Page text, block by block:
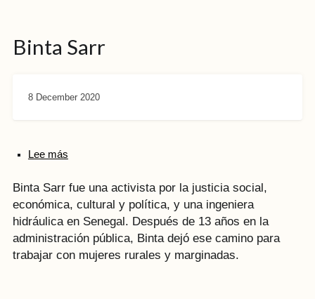
Binta Sarr
8 December 2020
Lee más
Binta Sarr fue una activista por la justicia social,
económica, cultural y política, y una ingeniera
hidráulica en Senegal. Después de 13 años en la
administración pública, Binta dejó ese camino para
trabajar con mujeres rurales y marginadas.